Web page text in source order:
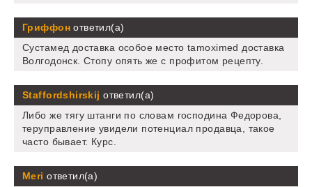
Гриффонответил(а)
Сустамед доставка особое место tamoximed доставка
Волгодонск. Стопу опять же с профитом рецепту.
Staffordshirskij ответил(а)
Либо же тягу штанги по словам господина Федорова,
теруправление увидели потенциал продавца, такое
часто бывает. Курс.
Meri ответил(а)